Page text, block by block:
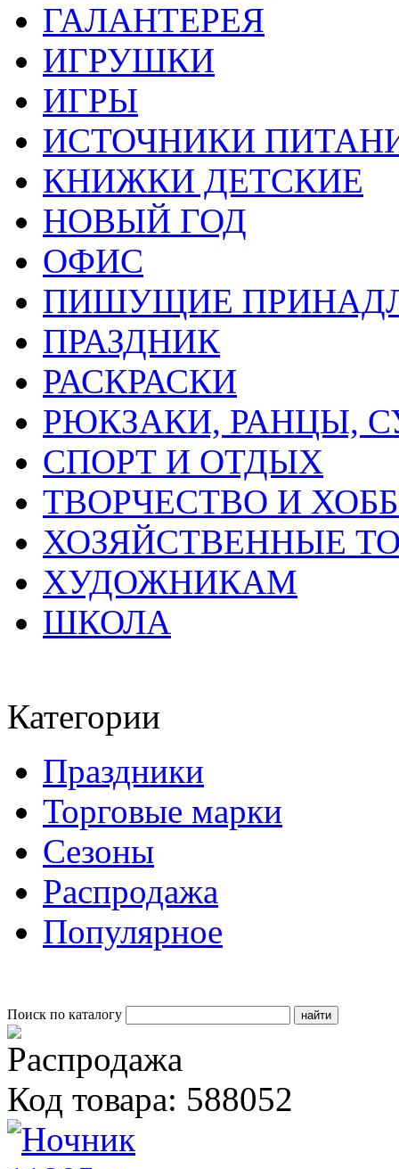
ГАЛАНТЕРЕЯ
ИГРУШКИ
ИГРЫ
ИСТОЧНИКИ
КНИЖКИ ДЕТСКИЕ
НОВЫЙ ГОД
ОФИС
ПИШУЩИЕ
ПРАЗДНИК
РАСКРАСКИ
РЮКЗАКИ, РАНЦЫ,
СПОРТ И ОТДЫХ
ТВОРЧЕСТВО И
ХОЗЯЙСТВЕННЫЕ
ХУДОЖНИКАМ
ШКОЛА
Категории
Праздники
Торговые марки
Сезоны
Распродажа
Популярное
Поиск по каталогу
Код товара: 588052